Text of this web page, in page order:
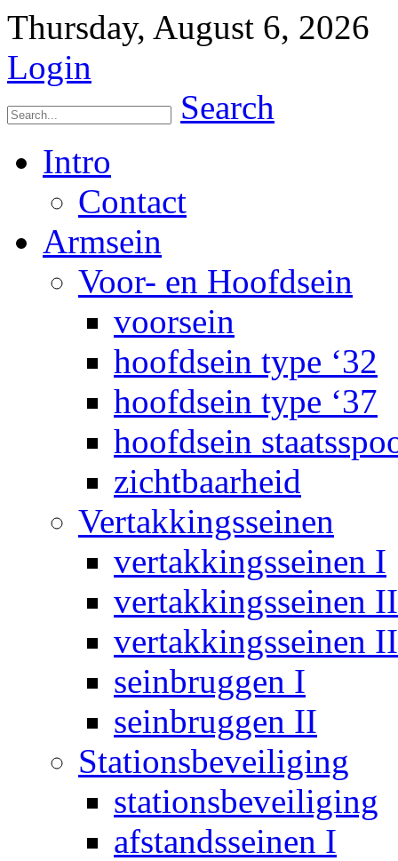
Thursday, August 6, 2026
Login
Search
Intro
Contact
Armsein
Voor- en Hoofdsein
voorsein
hoofdsein type ‘32
hoofdsein type ‘37
hoofdsein
zichtbaarheid
Vertakkingsseinen
vertakkingsseinen I
vertakkingsseinen II
vertakkingsseinen
seinbruggen I
seinbruggen II
Stationsbeveiliging
stationsbeveiliging
afstandsseinen I